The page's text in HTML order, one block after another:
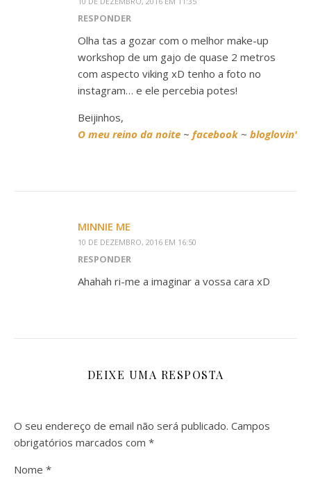
RESPONDER
Olha tas a gozar com o melhor make-up
workshop de um gajo de quase 2 metros
com aspecto viking xD tenho a foto no
instagram… e ele percebia potes!
Beijinhos,
O meu reino da noite ~ facebook ~ bloglovin'
MINNIE ME
10 DE DEZEMBRO, 2016 EM 16:50
RESPONDER
Ahahah ri-me a imaginar a vossa cara xD
DEIXE UMA RESPOSTA
O seu endereço de email não será publicado. Campos
obrigatórios marcados com *
Nome *